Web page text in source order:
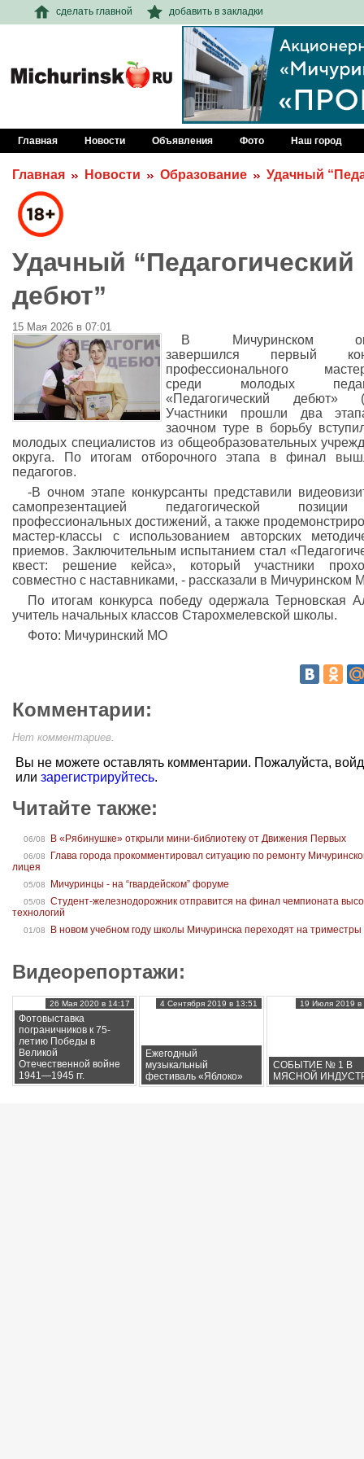
сделать главной добавить в закладки
Главная Новости Объявления Фото Наш город
Главная Новости Образование Удачный
Удачный “Педагогический
дебют”
15 Мая 2026 в 07:01
В Мичуринском
завершился первый
профессионального
среди молодых
«Педагогический дебют»
Участники прошли два
заочном туре в борьбу
молодых специалистов из общеобразовательных
округа. По итогам отборочного этапа в финал
педагогов.
-В очном этапе конкурсанты представили
самопрезентацией педагогической
профессиональных достижений, а также
мастер-классы с использованием авторских
приемов. Заключительным испытанием стал
квест: решение кейса», который участники
совместно с наставниками, - рассказали в Мичуринском
По итогам конкурса победу одержала Терновская
учитель начальных классов Старохмелевской школы.
Фото: Мичуринский МО
Комментарии:
Нет комментариев.
Вы не можете оставлять комментарии. Пожалуйста,
или зарегистрируйтесь.
Читайте также:
06/08 В «Рябинушке» открыли мини-библиотеку от Движения Первых
06/08
Глава города прокомментировал ситуацию по ремонту
лицея
05/08 Мичуринцы - на “гвардейском” форуме
05/08
Студент-железнодорожник отправится на финал чемпионата
технологий
01/08 В новом учебном году школы Мичуринска переходят на триместры
Видеорепортажи:
Фотовыставка
пограничников к 75-
летию Победы в
Великой
Отечественной войне
1941—1945 гг.
26 Мая 2020 в 14:17
Ежегодный
музыкальный
фестиваль «Яблоко»
4 Сентября 2019 в 13:51
СОБЫТИЕ № 1 В
МЯСНОЙ
19 Июля 2019 в